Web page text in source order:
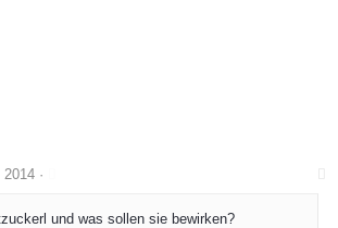
2014 ·
und was sollen sie bewirken?